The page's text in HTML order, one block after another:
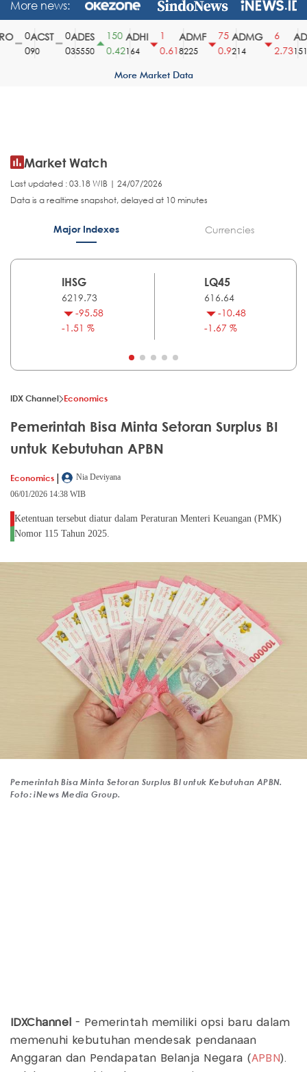
More news:
ACST
90
ADES
35550
150
0.42
ADHI
164
0.61
ADMF
8225
75
0.9
ADMG
214
2.731510
More Market Data
Market Watch
Last updated : 03.18 WIB | 24/07/2026
Data is a realtime snapshot, delayed at 10 minutes
Major Indexes Currencies
IHSG
6219.73
-95.58
-1.51 %
LQ45
616.64
-10.48
-1.67 %
IDX Channel Economics
Pemerintah Bisa Minta Setoran Surplus BI
untuk Kebutuhan APBN
Economics |
Nia Deviyana
06/01/2026 14:38 WIB
Ketentuan tersebut diatur dalam Peraturan Menteri Keuangan (PMK)
Nomor 115 Tahun 2025.
Pemerintah Bisa Minta Setoran Surplus BI untuk Kebutuhan APBN.
Foto: iNews Media Group.
IDXChannel - Pemerintah memiliki opsi baru dalam
memenuhi kebutuhan mendesak pendanaan
Anggaran dan Pendapatan Belanja Negara (APBN ).